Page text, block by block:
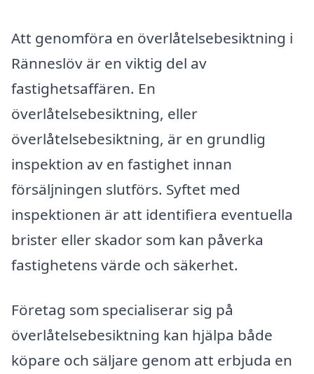
Att genomföra en överlåtelsebesiktning i
Ränneslöv är en viktig del av
fastighetsaffären. En
överlåtelsebesiktning, eller
överlåtelsebesiktning, är en grundlig
inspektion av en fastighet innan
försäljningen slutförs. Syftet med
inspektionen är att identifiera eventuella
brister eller skador som kan påverka
fastighetens värde och säkerhet.
Företag som specialiserar sig på
överlåtelsebesiktning kan hjälpa både
köpare och säljare genom att erbjuda en